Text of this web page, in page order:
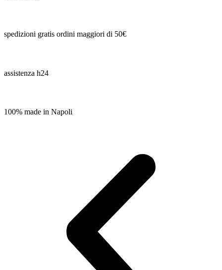
spedizioni gratis ordini maggiori di 50€
assistenza h24
100% made in Napoli